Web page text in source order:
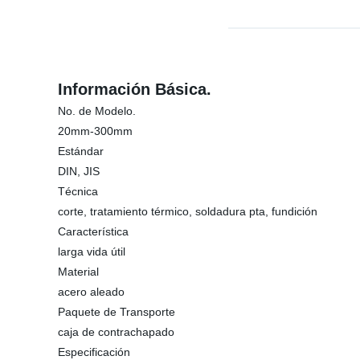
Información Básica.
No. de Modelo.
20mm-300mm
Estándar
DIN, JIS
Técnica
corte, tratamiento térmico, soldadura pta, fundición
Característica
larga vida útil
Material
acero aleado
Paquete de Transporte
caja de contrachapado
Especificación